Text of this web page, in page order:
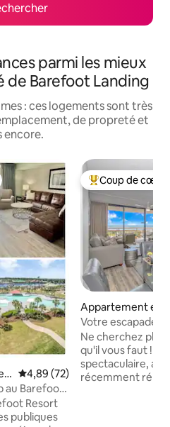
parmi les mieux
de Barefoot Landing
: ces logements sont très
de propreté et
encore.
⋅
Évaluation moyenne sur la
4,89 (72)
au Barefoot
Resort
publiques
Coups de cœur
Coup de cœur
Appartement en
⋅ Myrtle Beach
Votre escapade
de mer !
Ne cherchez
qu'il vous faut !
spectaculaire,
récemment